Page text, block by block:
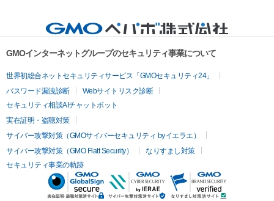
GMOインターネットグループのセキュリティ事業について
世界初総合ネットセキュリティサービス「GMOセキュリティ24」
パスワード漏洩診断
Webサイトリスク診断
セキュリティ相談AIチャットボット
実在証明・盗聴対策
サイバー攻撃対策（GMOサイバーセキュリティ byイエラエ）
サイバー攻撃対策（GMO Flatt Security）
なりすまし対策
セキュリティ事業の軌跡